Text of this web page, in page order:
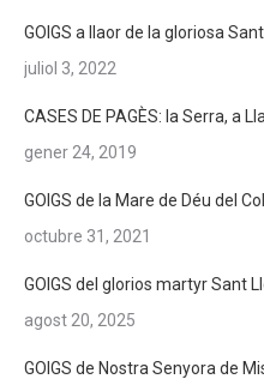
GOIGS a llaor de la gloriosa
juliol 3, 2022
CASES DE PAGÈS: la Serra, a
gener 24, 2019
GOIGS de la Mare de Déu del
octubre 31, 2021
GOIGS del glorios martyr Sant
agost 20, 2025
GOIGS de Nostra Senyora de